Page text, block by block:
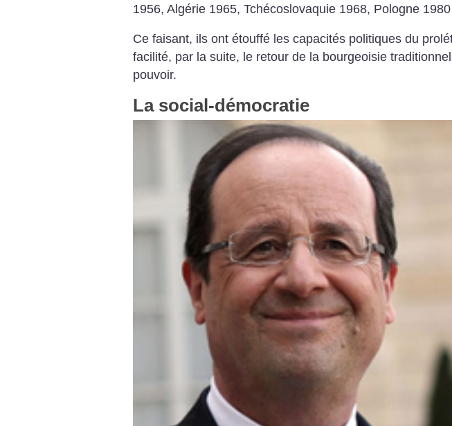
1956, Algérie 1965, Tchécoslovaquie 1968, Pologne
Ce faisant, ils ont étouffé les capacités politiques du
facilité, par la suite, le retour de la bourgeoisie
pouvoir.
La social-démocratie